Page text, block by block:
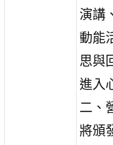
演講
動能
思與
進入
二、
將頒